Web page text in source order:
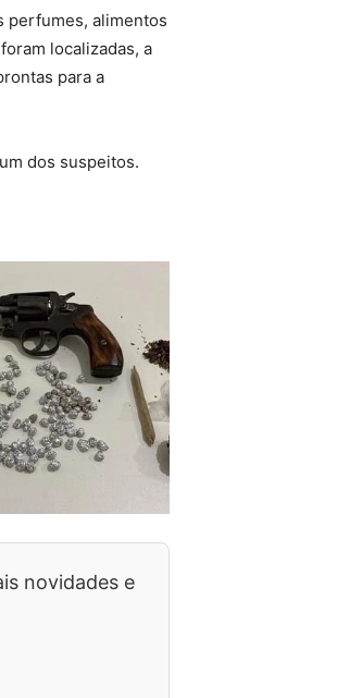
perfumes, alimentos
localizadas, a
para a
dos suspeitos.
novidades e